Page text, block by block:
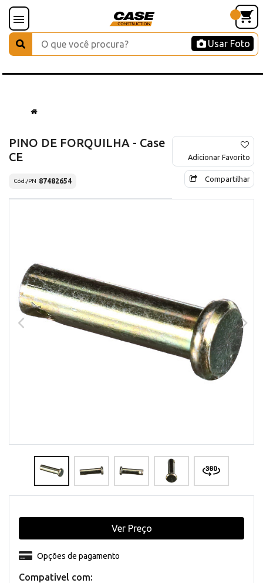
Usar Foto
PINO DE FORQUILHA - Case
CE
Cód./PN 87482654
Adicionar Favorito
Compartilhar
Compativel com:
Opções de pagamento
Ver Preço